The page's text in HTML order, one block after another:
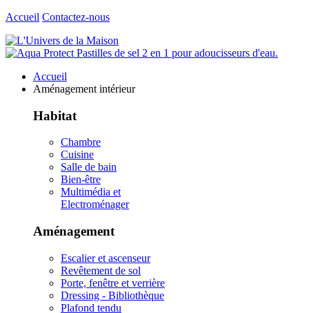
Accueil Contactez-nous
Accueil
Aménagement intérieur
Habitat
Chambre
Cuisine
Salle de bain
Bien-être
Multimédia et
Electroménager
Aménagement
Escalier et ascenseur
Revêtement de sol
Porte, fenêtre et verrière
Dressing - Bibliothèque
Plafond tendu